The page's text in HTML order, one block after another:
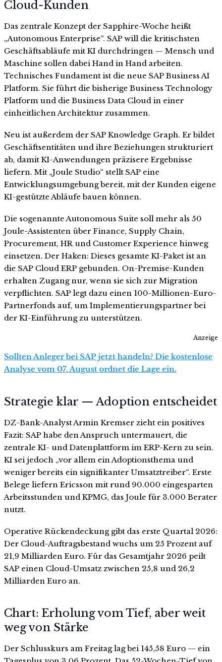
Cloud-Kunden
Das zentrale Konzept der Sapphire-Woche heißt
„Autonomous Enterprise“. SAP will die kritischsten
Geschäftsabläufe mit KI durchdringen — Mensch und
Maschine sollen dabei Hand in Hand arbeiten.
Technisches Fundament ist die neue SAP Business AI
Platform. Sie führt die bisherige Business Technology
Platform und die Business Data Cloud in einer
einheitlichen Architektur zusammen.
Neu ist außerdem der SAP Knowledge Graph. Er bildet
Geschäftsentitäten und ihre Beziehungen strukturiert
ab, damit KI-Anwendungen präzisere Ergebnisse
liefern. Mit „Joule Studio“ stellt SAP eine
Entwicklungsumgebung bereit, mit der Kunden eigene
KI-gestützte Abläufe bauen können.
Die sogenannte Autonomous Suite soll mehr als 50
Joule-Assistenten über Finance, Supply Chain,
Procurement, HR und Customer Experience hinweg
einsetzen. Der Haken: Dieses gesamte KI-Paket ist an
die SAP Cloud ERP gebunden. On-Premise-Kunden
erhalten Zugang nur, wenn sie sich zur Migration
verpflichten. SAP legt dazu einen 100-Millionen-Euro-
Partnerfonds auf, um Implementierungspartner bei
der KI-Einführung zu unterstützen.
Anzeige
Sollten Anleger bei SAP jetzt handeln? Die kostenlose
Analyse vom 07. August ordnet die Lage ein.
Strategie klar — Adoption entscheidet
DZ-Bank-Analyst Armin Kremser zieht ein positives
Fazit: SAP habe den Anspruch untermauert, die
zentrale KI- und Datenplattform im ERP-Kern zu sein.
KI sei jedoch „vor allem ein Adoptionsthema und
weniger bereits ein signifikanter Umsatztreiber“. Erste
Belege liefern Ericsson mit rund 90.000 eingesparten
Arbeitsstunden und KPMG, das Joule für 3.000 Berater
nutzt.
Operative Rückendeckung gibt das erste Quartal 2026:
Der Cloud-Auftragsbestand wuchs um 25 Prozent auf
21,9 Milliarden Euro. Für das Gesamtjahr 2026 peilt
SAP einen Cloud-Umsatz zwischen 25,8 und 26,2
Milliarden Euro an.
Chart: Erholung vom Tief, aber weit
weg von Stärke
Der Schlusskurs am Freitag lag bei 145,58 Euro — ein